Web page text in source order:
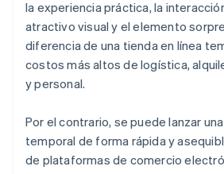
la experiencia práctica, la
atractivo visual y el elemento
diferencia de una tienda en línea
costos más altos de logística,
y personal.
Por el contrario, se puede lanzar
temporal de forma rápida y
de plataformas de comercio